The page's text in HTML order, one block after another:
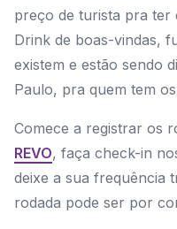
preço de turista pra ter
Drink de boas-vindas,
existem e estão sendo
Paulo, pra quem tem
Comece a registrar os
REVO, faça check-in
deixe a sua frequência
rodada pode ser por